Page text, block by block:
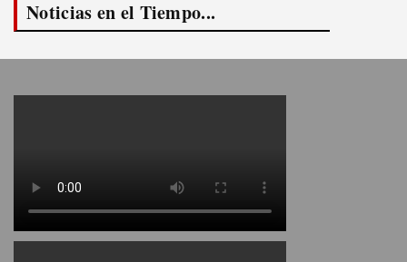
Noticias en el Tiempo...